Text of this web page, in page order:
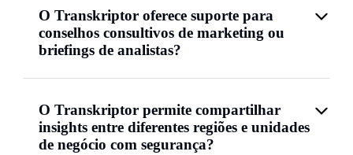
O Transkriptor oferece suporte para
conselhos consultivos de marketing ou
briefings de analistas?
O Transkriptor permite compartilhar
insights entre diferentes regiões e unidades
de negócio com segurança?